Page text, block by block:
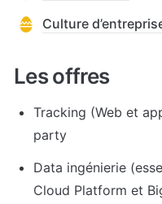
Culture
Les offres
Tracking (Web et
party
Data ingénierie
Cloud Platform et